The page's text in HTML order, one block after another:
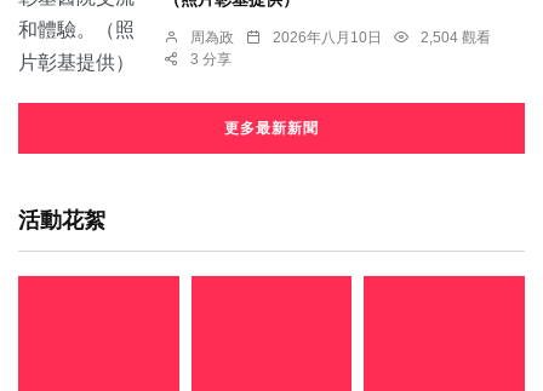
周為政 2026年八月10日
2,504 觀看
3 分享
更多最新新聞
活動花絮